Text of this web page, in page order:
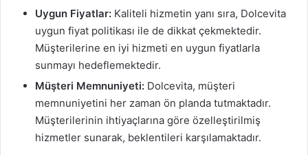
Uygun Fiyatlar: Kaliteli hizmetin yanı sıra, Dolcevita
uygun fiyat politikası ile de dikkat çekmektedir.
Müşterilerine en iyi hizmeti en uygun fiyatlarla
sunmayı hedeflemektedir.
Müşteri Memnuniyeti: Dolcevita, müşteri
memnuniyetini her zaman ön planda tutmaktadır.
Müşterilerinin ihtiyaçlarına göre özelleştirilmiş
hizmetler sunarak, beklentileri karşılamaktadır.